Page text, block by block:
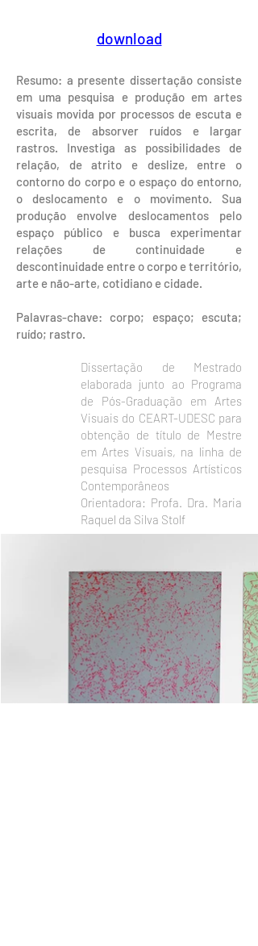
download
Resumo: a presente dissertação consiste
em uma pesquisa e produção em artes
visuais movida por processos de escuta e
escrita, de absorver ruídos e largar
rastros. Investiga as possibilidades de
relação, de atrito e deslize, entre o
contorno do corpo e o espaço do entorno,
o deslocamento e o movimento. Sua
produção envolve deslocamentos pelo
espaço público e busca experimentar
relações de continuidade e
descontinuidade entre o corpo e território,
arte e não-arte, cotidiano e cidade.
Palavras-chave: corpo; espaço; escuta;
ruído; rastro.
Dissertação de Mestrado
elaborada junto ao Programa
de Pós-Graduação em Artes
Visuais do CEART-UDESC para
obtenção de título de Mestre
em Artes Visuais, na linha de
pesquisa Processos Artísticos
Contemporâneos
Orientadora: Profa. Dra. Maria
Raquel da Silva Stolf